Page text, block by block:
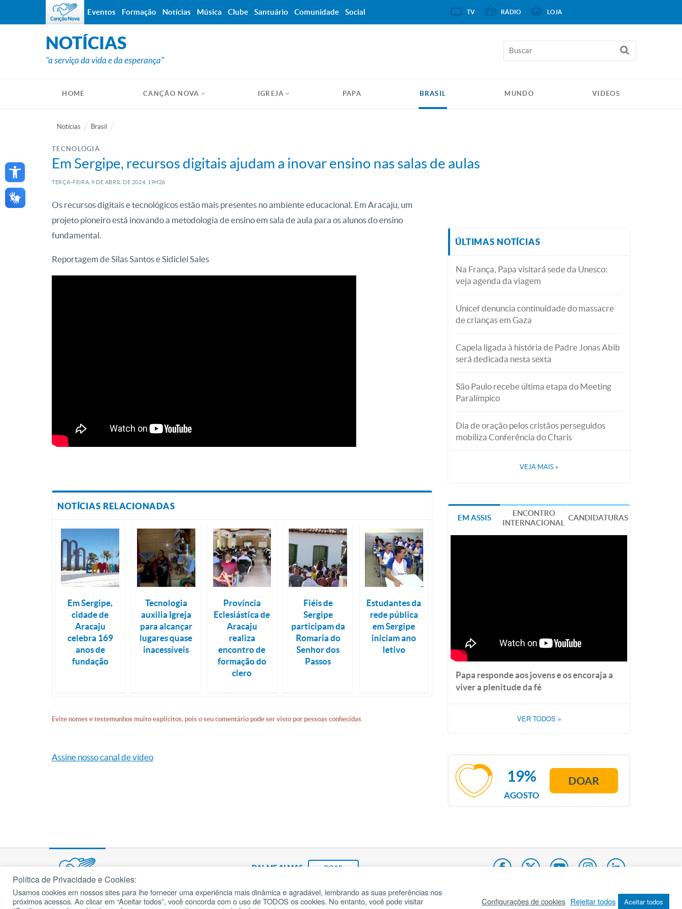
Open toolbar
NOTÍCIAS
"a serviço da vida e da esperança"
HOME CANÇÃO NOVA IGREJA PAPA BRASIL MUNDO VIDEOS
Notícias Brasil
TECNOLOGIA
Em Sergipe, recursos digitais ajudam a inovar ensino nas salas de aulas
TERÇA-FEIRA, 9 DE ABRIL DE 2024, 19H26
Os recursos digitais e tecnológicos estão mais presentes no ambiente educacional. Em Aracaju, um
projeto pioneiro está inovando a metodologia de ensino em sala de aula para os alunos do ensino
fundamental.
Reportagem de Silas Santos e Sidiclei Sales
NOTÍCIAS RELACIONADAS
Em Sergipe,
cidade de
Aracaju
celebra 169
anos de
fundação
Tecnologia
auxilia Igreja
para alcançar
lugares quase
inacessíveis
Província
Eclesiástica de
Aracaju
realiza
encontro de
formação do
clero
Fiéis de
Sergipe
participam da
Romaria do
Senhor dos
Passos
Estudantes da
rede pública
em Sergipe
iniciam ano
letivo
Evite nomes e testemunhos muito explícitos, pois o seu comentário pode ser visto por pessoas conhecidas.
Assine nosso canal de vídeo
ÚLTIMAS NOTÍCIAS
Na França, Papa visitará sede da Unesco:
veja agenda da viagem
Unicef denuncia continuidade do massacre
de crianças em Gaza
Capela ligada à história de Padre Jonas Abib
será dedicada nesta sexta
São Paulo recebe última etapa do Meeting
Paralímpico
Dia de oração pelos cristãos perseguidos
mobiliza Conferência do Charis
VEJA MAIS »
EM ASSIS
ENCONTRO
INTERNACIONAL
CANDIDATURAS
Papa responde aos jovens e os encoraja a
viver a plenitude da fé
VER TODOS »
AGOSTO
19% DOAR
Eventos Formação Notícias Música Clube Santuário Comunidade Social TV RÁDIO LOJA
DAI-ME ALMAS DOAR
Fundação João Paulo II Pedido de Oração Mapa do site Internacional
cancaonova.com© 2002 – 2026
Todos os direitos reservados.
Política de Privacidade e Cookies:
Usamos cookies em nossos sites para lhe fornecer uma experiência mais dinâmica e agradável, lembrando as suas preferências nos
próximos acessos. Ao clicar em “Aceitar todos”, você concorda com o uso de TODOS os cookies. No entanto, você pode visitar
Configurações de cookies Rejeitar todos Aceitar todos